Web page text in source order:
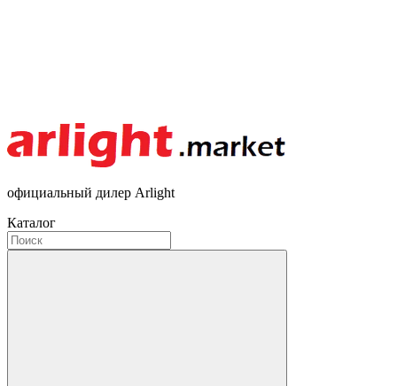
официальный дилер Arlight
Каталог